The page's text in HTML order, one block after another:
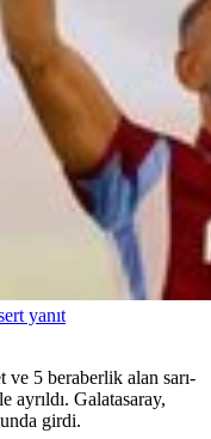
yanıt
5 beraberlik alan sarı-
ayrıldı. Galatasaray,
girdi.